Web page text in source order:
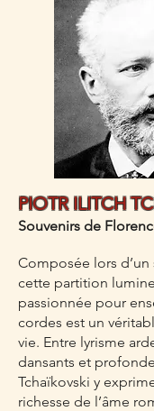
PIOTR ILITCH
Souvenirs de
Composée lors
cette partition
passionnée pour
cordes est un
vie. Entre lyrisme
dansants et
Tchaïkovski y
richesse de l’âme